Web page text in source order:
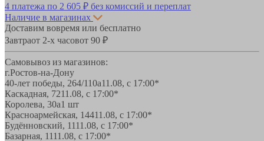
4 платежа по 2 605 ₽ без комиссий и переплат
Наличие в магазинах
Доставим вовремя или бесплатно
Завтраот 2-х часовот 90 ₽
Самовывоз из магазинов:
г.Ростов-на-Дону
40-лет победы, 264/110а11.08, с 17:00*
Каскадная, 7211.08, с 17:00*
Королева, 30а1 шт
Красноармейская, 14411.08, с 17:00*
Будённовский, 1111.08, с 17:00*
Базарная, 1111.08, с 17:00*